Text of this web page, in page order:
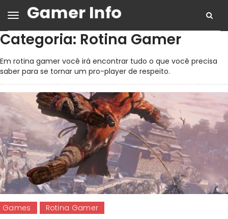
Categoria: Rotina Gamer
Em rotina gamer você irá encontrar tudo o que você precisa
saber para se tornar um pro-player de respeito.
Games Rotina Gamer